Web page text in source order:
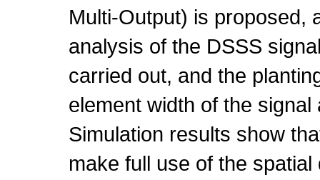
Multi-Output) is proposed,
analysis of the DSSS
carried out, and the
element width of the signal
Simulation results show
make full use of the